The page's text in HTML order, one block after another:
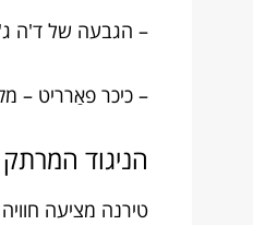
– הגבעה של ד'ה
– כיכר פאַרריט –
הניגוד
טירנה מציעה